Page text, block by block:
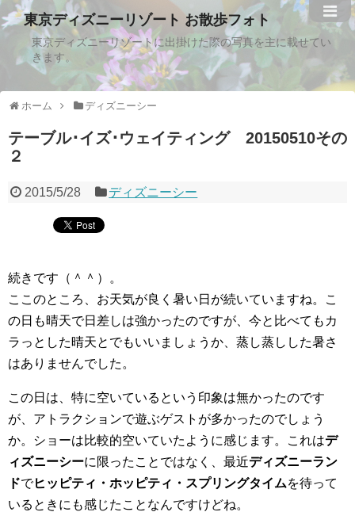
東京ディズニーリゾート お散歩フォト
東京ディズニーリゾートに出掛けた際の写真を主に載せてい
きます。
ホーム ディズニーシー
テーブル･イズ･ウェイティング 20150510その
２
2015/5/28 ディズニーシー
続きです（＾＾）。
ここのところ、お天気が良く暑い日が続いていますね。こ
の日も晴天で日差しは強かったのですが、今と比べてもカ
ラっとした晴天とでもいいましょうか、蒸し蒸しした暑さ
はありませんでした。
この日は、特に空いているという印象は無かったのです
が、アトラクションで遊ぶゲストが多かったのでしょう
か。ショーは比較的空いていたように感じます。これはデ
ィズニーシーに限ったことではなく、最近ディズニーラン
ドでヒッピティ・ホッピティ・スプリングタイムを待って
いるときにも感じたことなんですけどね。